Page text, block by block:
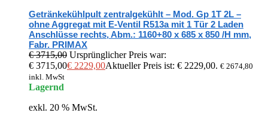
Getränkekühlpult zentralgekühlt – Mod. Gp 1T 2L –
ohne Aggregat mit E-Ventil R513a mit 1 Tür 2 Laden
Anschlüsse rechts, Abm.: 1160+80 x 685 x 850 /H mm,
Fabr. PRIMAX
€3715,00 Ursprünglicher Preis war:
€ 3715,00€ 2229,00Aktueller Preis ist: € 2229,00. € 2674,80
inkl. MwSt
Lagernd
exkl. 20 % MwSt.